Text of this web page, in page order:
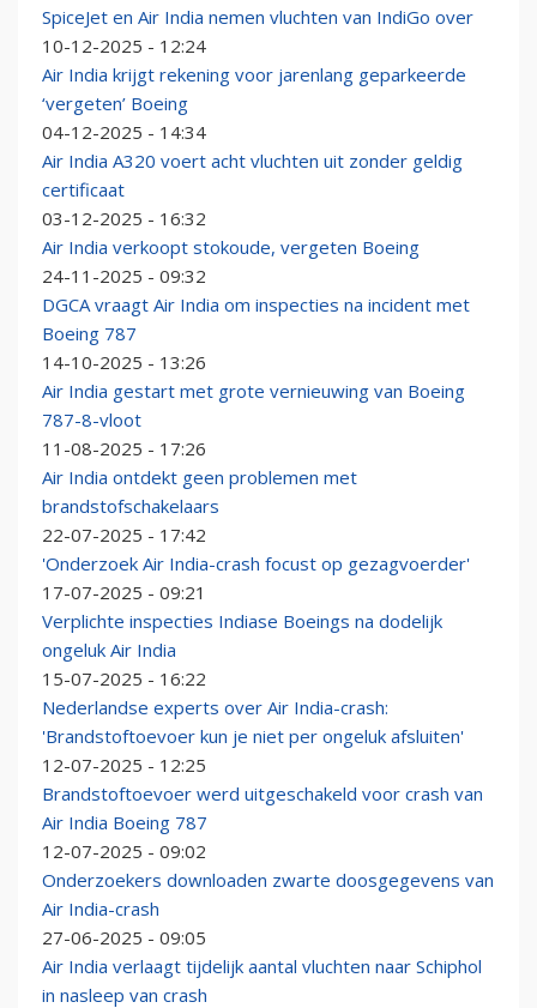
SpiceJet en Air India nemen vluchten van IndiGo over
10-12-2025 - 12:24
Air India krijgt rekening voor jarenlang geparkeerde
‘vergeten’ Boeing
04-12-2025 - 14:34
Air India A320 voert acht vluchten uit zonder geldig
certificaat
03-12-2025 - 16:32
Air India verkoopt stokoude, vergeten Boeing
24-11-2025 - 09:32
DGCA vraagt Air India om inspecties na incident met
Boeing 787
14-10-2025 - 13:26
Air India gestart met grote vernieuwing van Boeing
787-8-vloot
11-08-2025 - 17:26
Air India ontdekt geen problemen met
brandstofschakelaars
22-07-2025 - 17:42
'Onderzoek Air India-crash focust op gezagvoerder'
17-07-2025 - 09:21
Verplichte inspecties Indiase Boeings na dodelijk
ongeluk Air India
15-07-2025 - 16:22
Nederlandse experts over Air India-crash:
'Brandstoftoevoer kun je niet per ongeluk afsluiten'
12-07-2025 - 12:25
Brandstoftoevoer werd uitgeschakeld voor crash van
Air India Boeing 787
12-07-2025 - 09:02
Onderzoekers downloaden zwarte doosgegevens van
Air India-crash
27-06-2025 - 09:05
Air India verlaagt tijdelijk aantal vluchten naar Schiphol
in nasleep van crash